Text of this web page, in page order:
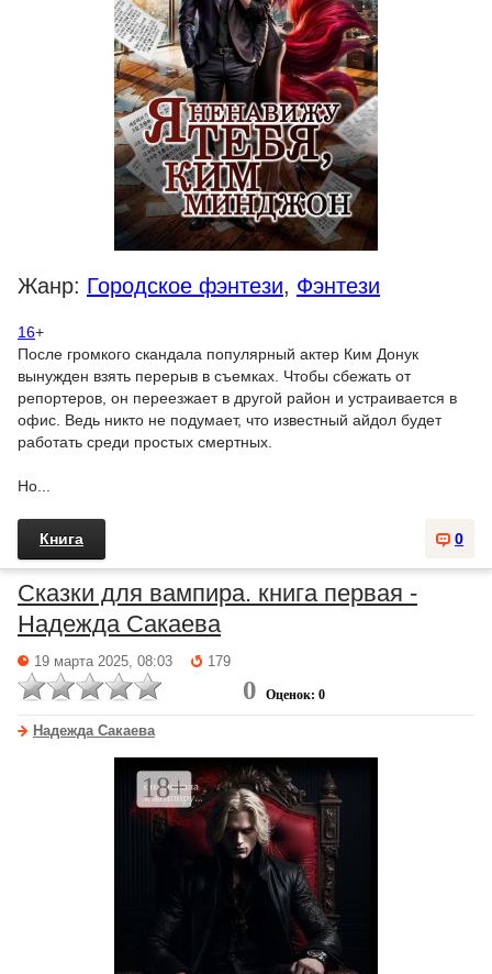
Жанр: Городское фэнтези, Фэнтези
16+
После громкого скандала популярный актер Ким Донук
вынужден взять перерыв в съемках. Чтобы сбежать от
репортеров, он переезжает в другой район и устраивается в
офис. Ведь никто не подумает, что известный айдол будет
работать среди простых смертных.
Но...
0
Книга
Сказки для вампира. книга первая -
Надежда Сакаева
19 марта 2025, 08:03 179
0 Оценок: 0
Надежда Сакаева